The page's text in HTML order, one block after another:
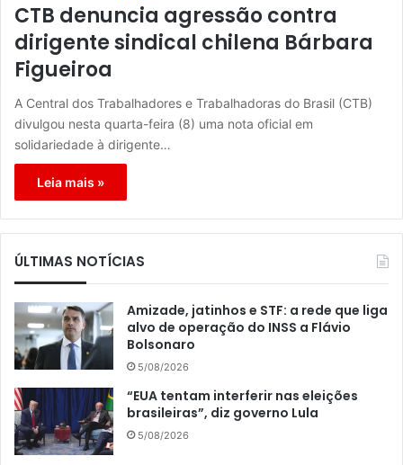
CTB denuncia agressão contra
dirigente sindical chilena Bárbara
Figueiroa
A Central dos Trabalhadores e Trabalhadoras do Brasil (CTB)
divulgou nesta quarta-feira (8) uma nota oficial em
solidariedade à dirigente…
Leia mais »
ÚLTIMAS NOTÍCIAS
Amizade, jatinhos e STF: a rede que liga
alvo de operação do INSS a Flávio
Bolsonaro
5/08/2026
“EUA tentam interferir nas eleições
brasileiras”, diz governo Lula
5/08/2026